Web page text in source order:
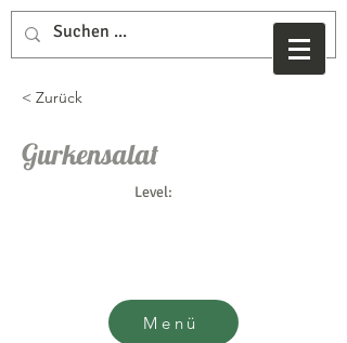
< Zurück
Gurkensalat
Level:
Menü